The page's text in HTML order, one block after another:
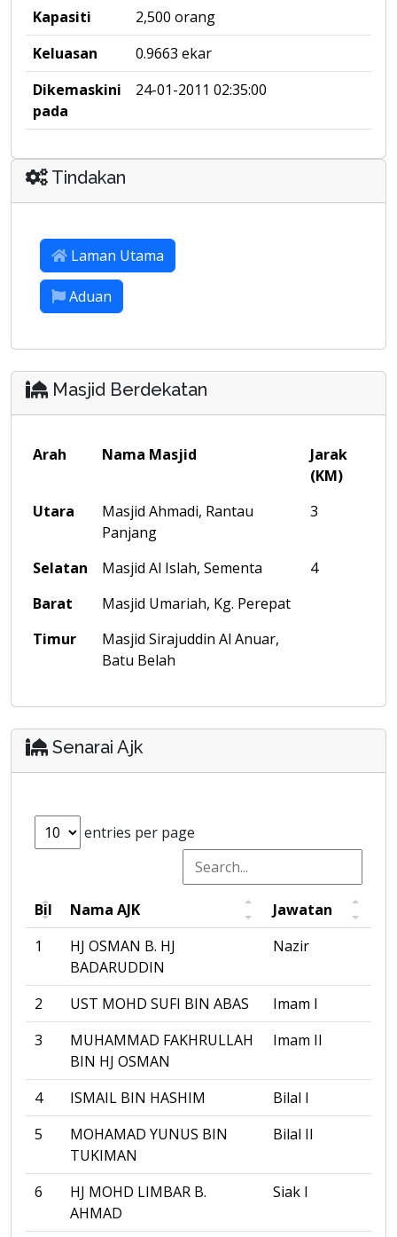
Kapasiti
2,500 orang
Keluasan
0.9663 ekar
Dikemaskini
pada
24-01-2011 02:35:00
Tindakan
Laman Utama
Aduan
Masjid Berdekatan
Arah Nama Masjid
Jarak
(KM)
Utara
Masjid Ahmadi, Rantau
Panjang
3
Selatan Masjid Al Islah, Sementa
4
Barat
Masjid Umariah, Kg. Perepat
Timur
Masjid Sirajuddin Al Anuar,
Batu Belah
Senarai Ajk
entries per page
Bil Nama AJK
Jawatan
1
HJ OSMAN B. HJ
BADARUDDIN
Nazir
2 UST MOHD SUFI BIN ABAS
Imam I
3
MUHAMMAD FAKHRULLAH
BIN HJ OSMAN
Imam II
4 ISMAIL BIN HASHIM
Bilal I
5
MOHAMAD YUNUS BIN
TUKIMAN
Bilal II
6
HJ MOHD LIMBAR B.
AHMAD
Siak I